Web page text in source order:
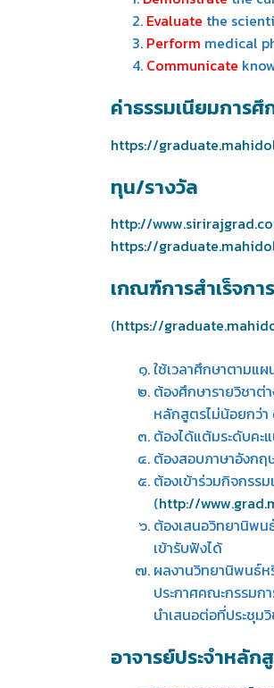
2. Evaluate the
3. Perform medical
4. Communicate
ค่าธรรมเนียมการศึ
https://
ทุน/รางวัล
http://
https://
เกณฑ์การสำเร็จก
(https://
ใช้เวลาศึกษาตามแ
ต้องศึกษารายวิชา
หลักสูตรไม่น้อยกว่
ต้องได้แต้มระดับค
ต้องสอบภาษาอังก
ต้องเข้าร่วมกิจกรร
(http://
ต้องเสนอวิทยานิพน
เข้ารับฟังได้
ผลงานวิทยานิพนธ์
ประกาศคณะกรรมก
นำเสนอต่อที่ประชุม
อาจารย์ประจำหลัก